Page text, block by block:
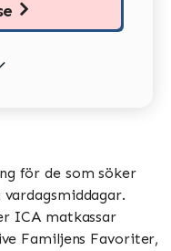
för de som söker
ICA matkassar
Familjens Favoriter,